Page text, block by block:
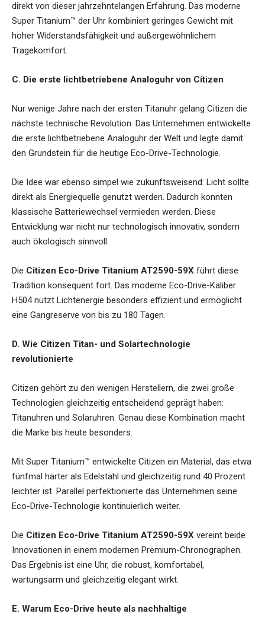
direkt von dieser jahrzehntelangen Erfahrung. Das moderne
Super Titanium™ der Uhr kombiniert geringes Gewicht mit
hoher Widerstandsfähigkeit und außergewöhnlichem
Tragekomfort.
C. Die erste lichtbetriebene Analoguhr von Citizen
Nur wenige Jahre nach der ersten Titanuhr gelang Citizen die
nächste technische Revolution. Das Unternehmen entwickelte
die erste lichtbetriebene Analoguhr der Welt und legte damit
den Grundstein für die heutige Eco-Drive-Technologie.
Die Idee war ebenso simpel wie zukunftsweisend: Licht sollte
direkt als Energiequelle genutzt werden. Dadurch konnten
klassische Batteriewechsel vermieden werden. Diese
Entwicklung war nicht nur technologisch innovativ, sondern
auch ökologisch sinnvoll.
Die Citizen Eco-Drive Titanium AT2590-59X führt diese
Tradition konsequent fort. Das moderne Eco-Drive-Kaliber
H504 nutzt Lichtenergie besonders effizient und ermöglicht
eine Gangreserve von bis zu 180 Tagen.
D. Wie Citizen Titan- und Solartechnologie
revolutionierte
Citizen gehört zu den wenigen Herstellern, die zwei große
Technologien gleichzeitig entscheidend geprägt haben:
Titanuhren und Solaruhren. Genau diese Kombination macht
die Marke bis heute besonders.
Mit Super Titanium™ entwickelte Citizen ein Material, das etwa
fünfmal härter als Edelstahl und gleichzeitig rund 40 Prozent
leichter ist. Parallel perfektionierte das Unternehmen seine
Eco-Drive-Technologie kontinuierlich weiter.
Die Citizen Eco-Drive Titanium AT2590-59X vereint beide
Innovationen in einem modernen Premium-Chronographen.
Das Ergebnis ist eine Uhr, die robust, komfortabel,
wartungsarm und gleichzeitig elegant wirkt.
E. Warum Eco-Drive heute als nachhaltige